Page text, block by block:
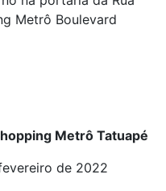
Metrô Boulevard
Metrô Tatuapé
de 2022